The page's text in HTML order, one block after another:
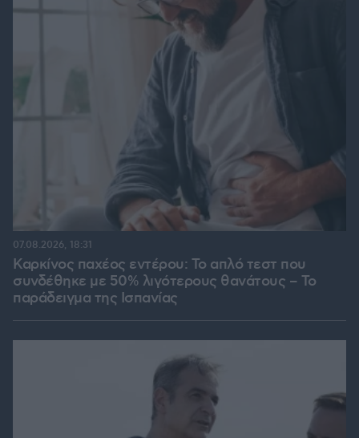
Καρκίνος παχέος εντέρου: Το απλό τεστ που
συνδέθηκε με 50% λιγότερους θανάτους – Το
παράδειγμα της Ισπανίας
07.08.2026, 18:31